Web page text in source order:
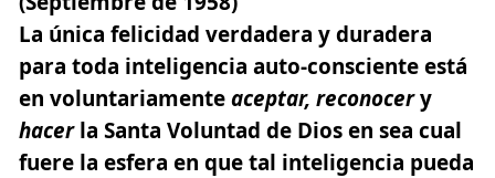
La única felicidad verdadera y duradera
para toda inteligencia auto-consciente está
en voluntariamenteaceptar, reconocery
hacerla Santa Voluntad de Dios en sea cual
fuere la esfera en que tal inteligencia pueda